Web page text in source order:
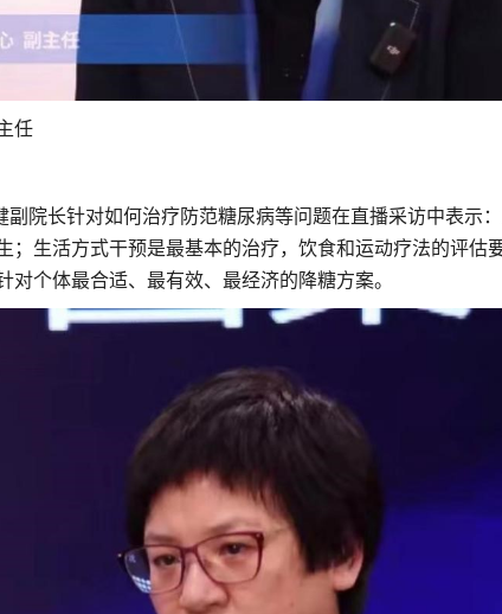
任
长针对如何治疗防范糖尿病等问题在直播采访中表示
；生活方式干预是最基本的治疗，饮食和运动疗法的评估
个体最合适、最有效、最经济的降糖方案。